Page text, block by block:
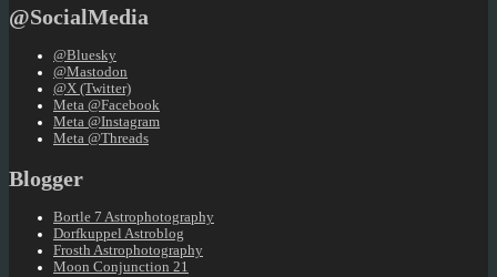
@SocialMedia
@Bluesky
@Mastodon
@X (Twitter)
Meta @Facebook
Meta @Instagram
Meta @Threads
Blogger
Bortle 7 Astrophotography
Dorfkuppel Astroblog
Frosth Astrophotography
Moon Conjunction 21